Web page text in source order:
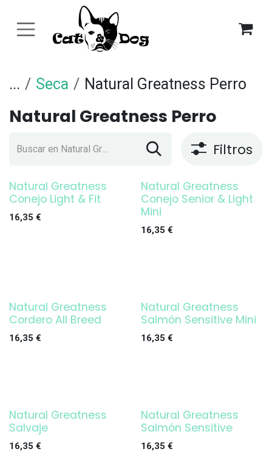
... Seca Natural Greatness Perro
Natural Greatness Perro
Filtros
Natural Greatness
Conejo Light & Fit
16,35 €
Natural Greatness
Conejo Senior & Light
Mini
16,35 €
Natural Greatness
Cordero All Breed
16,35 €
Natural Greatness
Salmón Sensitive Mini
16,35 €
Natural Greatness
Salvaje
16,35 €
Natural Greatness
Salmón Sensitive
16,35 €